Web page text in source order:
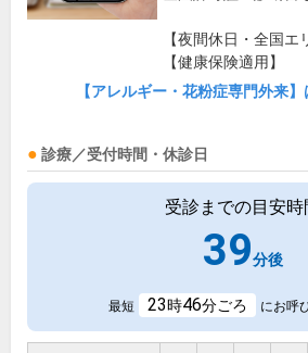
【夜間休日・全国エ
【健康保険適用】
【アレルギー・花粉症専門外来】
診療／受付時間・休診日
受診までの目安時
39分後
最短 23時46分ごろ にお呼